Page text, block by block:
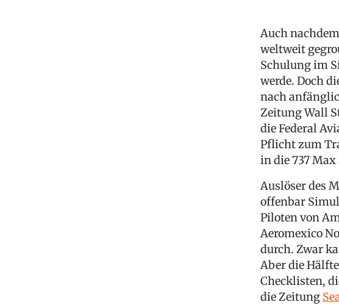
Auch
weltweit
Schulung im
werde. Doch
nach
Zeitung Wall
die Federal
Pflicht zum
in die 737
Auslöser des
offenbar
Piloten von
Aeromexico
durch. Zwar
Aber die
Checklisten,
die Zeitung